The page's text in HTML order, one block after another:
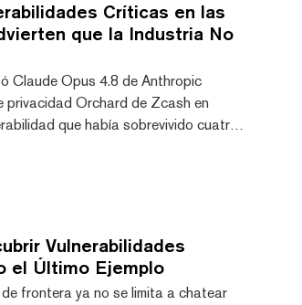
Críticas en las
que la Industria No
Claude Opus 4.8 de Anthropic
privacidad Orchard de Zcash en
que había sobrevivido cuatro
criptógrafos de conocimiento
Vulnerabilidades
el Último Ejemplo
frontera ya no se limita a chatear